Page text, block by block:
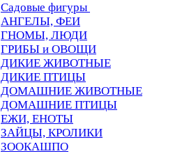
Садовые фигуры
АНГЕЛЫ, ФЕИ
ГНОМЫ, ЛЮДИ
ГРИБЫ и ОВОЩИ
ДИКИЕ ЖИВОТНЫЕ
ДИКИЕ ПТИЦЫ
ДОМАШНИЕ ЖИВОТНЫЕ
ДОМАШНИЕ ПТИЦЫ
ЕЖИ, ЕНОТЫ
ЗАЙЦЫ, КРОЛИКИ
ЗООКАШПО